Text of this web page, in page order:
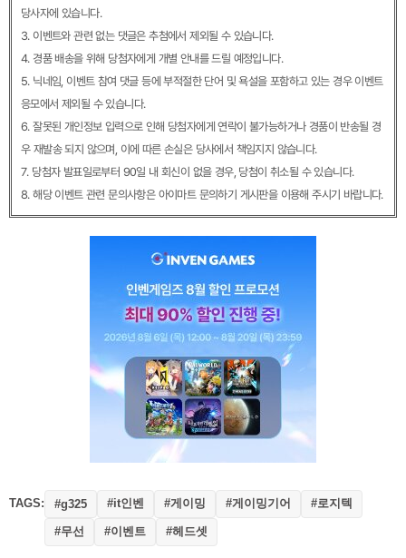
당사자에 있습니다.
3. 이벤트와 관련 없는 댓글은 추첨에서 제외될 수 있습니다.
4. 경품 배송을 위해 당첨자에게 개별 안내를 드릴 예정입니다.
5. 닉네임, 이벤트 참여 댓글 등에 부적절한 단어 및 욕설을 포함하고 있는 경우 이벤트
응모에서 제외될 수 있습니다.
6. 잘못된 개인정보 입력으로 인해 당첨자에게 연락이 불가능하거나 경품이 반송될 경
우 재발송 되지 않으며, 이에 따른 손실은 당사에서 책임지지 않습니다.
7. 당첨자 발표일로부터 90일 내 회신이 없을 경우, 당첨이 취소될 수 있습니다.
8. 해당 이벤트 관련 문의사항은 아이마트 문의하기 게시판을 이용해 주시기 바랍니다.
TAGS: #g325 #it인벤 #게이밍 #게이밍기어 #로지텍
#무선 #이벤트 #헤드셋